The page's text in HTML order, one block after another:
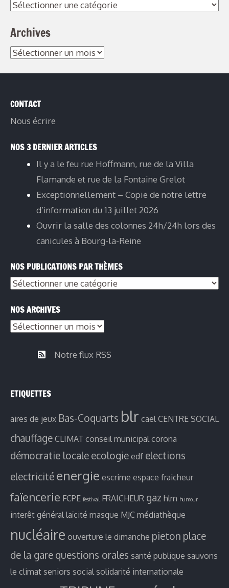
Archives
CONTACT
Nous écrire
NOS 3 DERNIER ARTICLES
Il y a le feu rue Hoffmann, rue de la Villa
Flamande et rue de la Fontaine Grelot
Exceptionnellement – Copie de notre lettre
d’information du 13 juillet 2026
Ouvrir la salle des colonnes 24h/24h lors des
canicules à Bourg-la-Reine
NOS PUBLICATIONS PAR THÈMES
NOS ARCHIVES
Notre flux RSS
ETIQUETTES
aires de jeux Bas-Coquarts blr cael CENTRE SOCIAL
chauffage CLIMAT conseil municipal corona
démocratie locale ecologie edf elections
electricité energie escrime espace fraicheur
faïencerie FCPE festival FRAICHEUR gaz hlm humour
interêt général laïcité masque MJC médiathèque
nucléaire ouverture le dimanche pieton place
de la gare questions orales santé publique sauvons
le climat seniors social solidarité internationale